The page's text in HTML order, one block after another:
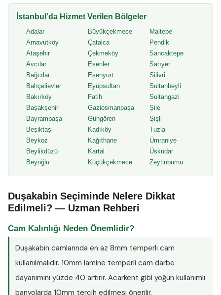
İstanbul'da Hizmet Verilen Bölgeler
Adalar
Arnavutköy
Ataşehir
Avcılar
Bağcılar
Bahçelievler
Bakırköy
Başakşehir
Bayrampaşa
Beşiktaş
Beykoz
Beylikdüzü
Beyoğlu
Büyükçekmece
Çatalca
Çekmeköy
Esenler
Esenyurt
Eyüpsultan
Fatih
Gaziosmanpaşa
Güngören
Kadıköy
Kağıthane
Kartal
Küçükçekmece
Maltepe
Pendik
Sancaktepe
Sarıyer
Silivri
Sultanbeyli
Sultangazi
Şile
Şişli
Tuzla
Ümraniye
Üsküdar
Zeytinburnu
Duşakabin Seçiminde Nelere Dikkat
Edilmeli? — Uzman Rehberi
Cam Kalınlığı Neden Önemlidir?
Duşakabin camlarında en az 8mm temperli cam
kullanılmalıdır. 10mm lamine temperli cam darbe
dayanımını yüzde 40 artırır. Acarkent gibi yoğun kullanımlı
banyolarda 10mm tercih edilmesi önerilir.